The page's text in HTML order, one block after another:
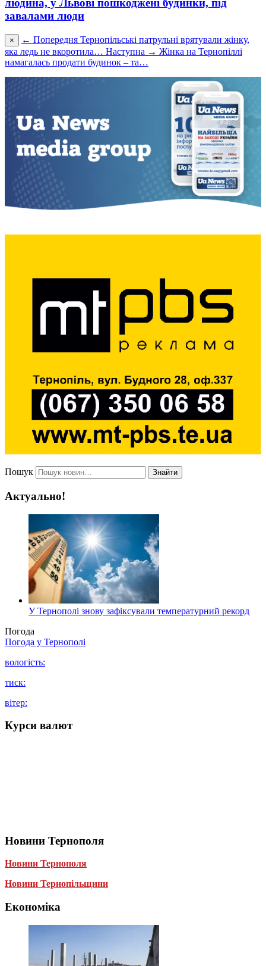
людина, у Львові пошкоджені будинки, під
завалами люди
× ← Попередня Тернопільські патрульні врятували жінку,
яка ледь не вкоротила… Наступна → Жінка на Тернопіллі
намагалась продати будинок – та…
Пошук Знайти
Актуально!
У Тернополі знову зафіксували температурний рекорд
Погода
Погода у Тернополі
вологість:
тиск:
вітер:
Курси валют
Новини Тернополя
Новини Тернополя
Новини Тернопільщини
Економіка